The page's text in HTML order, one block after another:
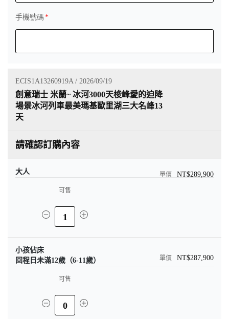
手機號碼
ECIS1A13260919A / 2026/09/19
創意瑞士 米蘭~ 冰河3000天梭峰愛的迫降
場景冰河列車最美瑪基歐里湖三大名峰13
天
請確認訂購內容
大人 NT$289,900
可售
1
小孩佔床
回程日未滿12歲（6-11歲）
NT$287,900
可售
0